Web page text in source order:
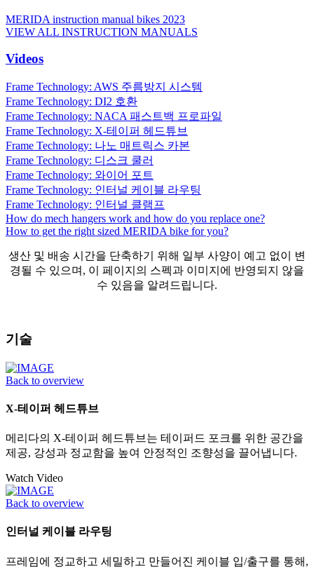
MERIDA instruction manual bikes 2023
VIEW ALL INSTRUCTION MANUALS
Videos
Frame Technology: AWS 주름방지 시스템
Frame Technology: DI2 호환
Frame Technology: NACA 패스트백 프로파일
Frame Technology: X-테이퍼 헤드튜브
Frame Technology: 나노 매트릭스 카본
Frame Technology: 디스크 쿨러
Frame Technology: 와이어 포트
Frame Technology: 인터널 케이블 라우팅
Frame Technology: 인터널 클램프
How do mech hangers work and how do you replace one?
How to get the right sized MERIDA bike for you?
생산 및 배송 시간을 단축하기 위해 일부 사양이 예고 없이 변
경될 수 있으며, 이 페이지의 스펙과 이미지에 반영되지 않을
수 있음을 알려드립니다.
기술
Back to overview
X-테이퍼 헤드튜브
메리다의 X-테이퍼 헤드튜브는 테이퍼드 포크를 위한 공간을
제공, 강성과 정교함을 높여 안정적인 조향성을 끌어냅니다.
Watch Video
Back to overview
인터널 케이블 라우팅
프레임에 정교하고 세밀하고 만들어진 케이블 입/출구를 통해,